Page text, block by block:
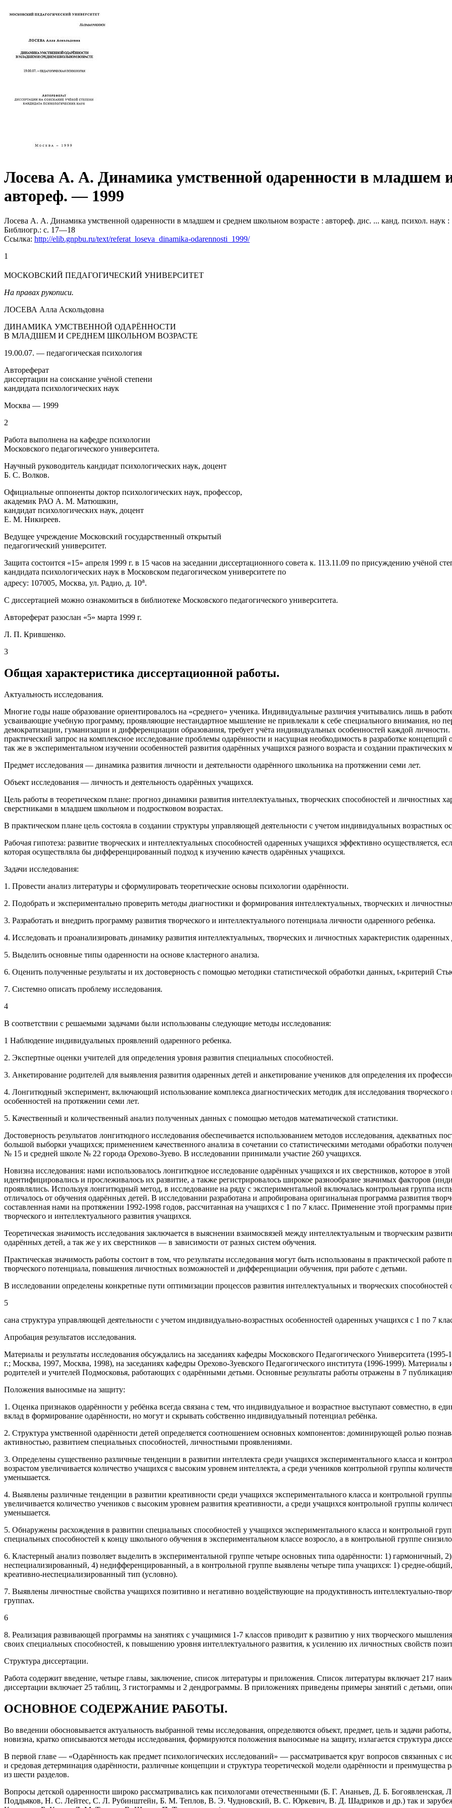
Лосева А. А. Динамика умственной одаренности в младшем
автореф. — 1999
Лосева А. А. Динамика умственной одаренности в младшем и среднем школьном возрасте : автореф. дис. ... канд. психол.
Библиогр.: с. 17—18
Ссылка: http://elib.gnpbu.ru/text/referat_loseva_dinamika-odarennosti_1999/
1
МОСКОВСКИЙ ПЕДАГОГИЧЕСКИЙ УНИВЕРСИТЕТ
На правах рукописи.
ЛОСЕВА Алла Аскольдовна
ДИНАМИКА УМСТВЕННОЙ ОДАРЁННОСТИ
В МЛАДШЕМ И СРЕДНЕМ ШКОЛЬНОМ ВОЗРАСТЕ
19.00.07. ― педагогическая психология
Автореферат
диссертации на соискание учёной степени
кандидата психологических наук
Москва ― 1999
2
Работа выполнена на кафедре психологии
Московского педагогического университета.
Научный руководитель кандидат психологических наук, доцент
Б. С. Волков.
Официальные оппоненты доктор психологических наук, профессор,
академик РАО А. М. Матюшкин,
кандидат психологических наук, доцент
Е. М. Никиреев.
Ведущее учреждение Московский государственный открытый
педагогический университет.
Защита состоится «15» апреля 1999 г. в 15 часов на заседании диссертационного совета к. 113.11.09 по присуждению учёной
кандидата психологических наук в Московском педагогическом университете по
адресу: 107005, Москва, ул. Радио, д. 10а.
С диссертацией можно ознакомиться в библиотеке Московского педагогического университета.
Автореферат разослан «5» марта 1999 г.
Л. П. Крившенко.
3
Общая характеристика диссертационной работы.
Актуальность исследования.
Многие годы наше образование ориентировалось на «среднего» ученика. Индивидуальные различия учитывались лишь в
усваивающие учебную программу, проявляющие нестандартное мышление не привлекали к себе специального внимания, но
демократизации, гуманизации и дифференциации образования, требует учёта индивидуальных особенностей каждой
практический запрос на комплексное исследование проблемы одарённости и насущная необходимость в разработке концепций
так же в экспериментальном изучении особенностей развития одарённых учащихся разного возраста и создании практических
Предмет исследования ― динамика развития личности и деятельности одарённого школьника на протяжении семи лет.
Объект исследования ― личность и деятельность одарённых учащихся.
Цель работы в теоретическом плане: прогноз динамики развития интеллектуальных, творческих способностей и личностных
сверстниками в младшем школьном и подростковом возрастах.
В практическом плане цель состояла в создании структуры управляющей деятельности с учетом индивидуальных возрастных
Рабочая гипотеза: развитие творческих и интеллектуальных способностей одаренных учащихся эффективно осуществляется,
которая осуществляла бы дифференцированный подход к изучению качеств одарённых учащихся.
Задачи исследования:
1. Провести анализ литературы и сформулировать теоретические основы психологии одарённости.
2. Подобрать и экспериментально проверить методы диагностики и формирования интеллектуальных, творческих и
3. Разработать и внедрить программу развития творческого и интеллектуального потенциала личности одаренного ребенка.
4. Исследовать и проанализировать динамику развития интеллектуальных, творческих и личностных характеристик
5. Выделить основные типы одаренности на основе кластерного анализа.
6. Оценить полученные результаты и их достоверность с помощью методики статистической обработки данных, t-критерий
7. Системно описать проблему исследования.
4
В соответствии с решаемыми задачами были использованы следующие методы исследования:
1 Наблюдение индивидуальных проявлений одаренного ребенка.
2. Экспертные оценки учителей для определения уровня развития специальных способностей.
3. Анкетирование родителей для выявления развития одаренных детей и анкетирование учеников для определения их
4. Лонгитюдный эксперимент, включающий использование комплекса диагностических методик для исследования
особенностей на протяжении семи лет.
5. Качественный и количественный анализ полученных данных с помощью методов математической статистики.
Достоверность результатов лонгитюдного исследования обеспечивается использованием методов исследования, адекватных
большой выборки учащихся; применением качественного анализа в сочетании со статистическими методами обработки
№ 15 и средней школе № 22 города Орехово-Зуево. В исследовании принимали участие 260 учащихся.
Новизна исследования: нами использовалось лонгитюдное исследование одарённых учащихся и их сверстников, которое в
идентифицировались и прослеживалось их развитие, а также регистрировалось широкое разнообразие значимых факторов
проявлялись. Используя лонгитюдный метод, в исследование на ряду с экспериментальной включалась контрольная группа
отличалось от обучения одарённых детей. В исследовании разработана и апробирована оригинальная программа развития
составленная нами на протяжении 1992-1998 годов, рассчитанная на учащихся с 1 по 7 класс. Применение этой программы
творческого и интеллектуального развития учащихся.
Теоретическая значимость исследования заключается в выяснении взаимосвязей между интеллектуальным и творческим
одарённых детей, а так же у их сверстников ― в зависимости от разных систем обучения.
Практическая значимость работы состоит в том, что результаты исследования могут быть использованы в практической
творческого потенциала, повышения личностных возможностей и дифференциации обучения, при работе с детьми.
В исследовании определены конкретные пути оптимизации процессов развития интеллектуальных и творческих
5
сана структура управляющей деятельности с учетом индивидуально-возрастных особенностей одаренных учащихся с 1 по 7
Апробация результатов исследования.
Материалы и результаты исследования обсуждались на заседаниях кафедры Московского Педагогического Университета
г.; Москва, 1997, Москва, 1998), на заседаниях кафедры Орехово-Зуевского Педагогического института (1996-1999). Материалы
родителей и учителей Подмосковья, работающих с одарёнными детьми. Основные результаты работы отражены в 7
Положения выносимые на защиту:
1. Оценка признаков одарённости у ребёнка всегда связана с тем, что индивидуальное и возрастное выступают совместно, в
вклад в формирование одарённости, но могут и скрывать собственно индивидуальный потенциал ребёнка.
2. Структура умственной одарённости детей определяется соотношением основных компонентов: доминирующей ролью
активностью, развитием специальных способностей, личностными проявлениями.
3. Определены существенно различные тенденции в развитии интеллекта среди учащихся экспериментального класса и
возрастом увеличивается количество учащихся с высоким уровнем интеллекта, а среди учеников контрольной группы
уменьшается.
4. Выявлены различные тенденции в развитии креативности среди учащихся экспериментального класса и контрольной
увеличивается количество учеников с высоким уровнем развития креативности, а среди учащихся контрольной группы
уменьшается.
5. Обнаружены расхождения в развитии специальных способностей у учащихся экспериментального класса и контрольной
специальных способностей к концу школьного обучения в экспериментальном классе возросло, а в контрольной группе
6. Кластерный анализ позволяет выделить в экспериментальной группе четыре основных типа одарённости: 1) гармоничный,
неспециализированный, 4) недифференцированный, а в контрольной группе выявлены четыре типа учащихся: 1) средне-
креативно-неспециализированный тип (условно).
7. Выявлены личностные свойства учащихся позитивно и негативно воздействующие на продуктивность интеллектуально-
группах.
6
8. Реализация развивающей программы на занятиях с учащимися 1-7 классов приводит к развитию у них творческого
своих специальных способностей, к повышению уровня интеллектуального развития, к усилению их личностных свойств
Структура диссертации.
Работа содержит введение, четыре главы, заключение, список литературы и приложения. Список литературы включает 217
диссертации включает 25 таблиц, 3 гистограммы и 2 дендрограммы. В приложениях приведены примеры занятий с детьми,
ОСНОВНОЕ СОДЕРЖАНИЕ РАБОТЫ.
Во введении обосновывается актуальность выбранной темы исследования, определяются объект, предмет, цель и задачи
новизна, кратко описываются методы исследования, формируются положения выносимые на защиту, излагается структура
В первой главе ― «Одарённость как предмет психологических исследований» ― рассматривается круг вопросов связанных с
и средовая детерминация одарённости, различные концепции и структура теоретической модели одарённости и преимущества
из шести разделов.
Вопросы детской одаренности широко рассматривались как психологами отечественными (Б. Г. Ананьев, Д. Б.
Поддьяков, Н. С. Лейтес, С. Л. Рубинштейн, Б. М. Теплов, В. Э. Чудновский, В. С. Юркевич, B. Д. Шадриков и др.) так и